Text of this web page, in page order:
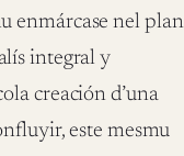
enmárcase nel plan
integral y
creación d’una
este mesmu